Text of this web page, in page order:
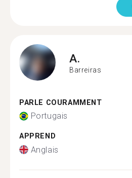
A.
Barreiras
PARLE COURAMMENT
Portugais
APPREND
Anglais